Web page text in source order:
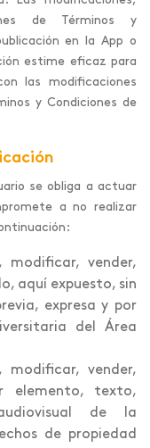
de Términos y
en la App o
estime eficaz para
las modificaciones
y Condiciones de
se obliga a actuar
a no realizar
modificar, vender,
aquí expuesto, sin
expresa y por
del Área
modificar, vender,
elemento, texto,
de la
de propiedad